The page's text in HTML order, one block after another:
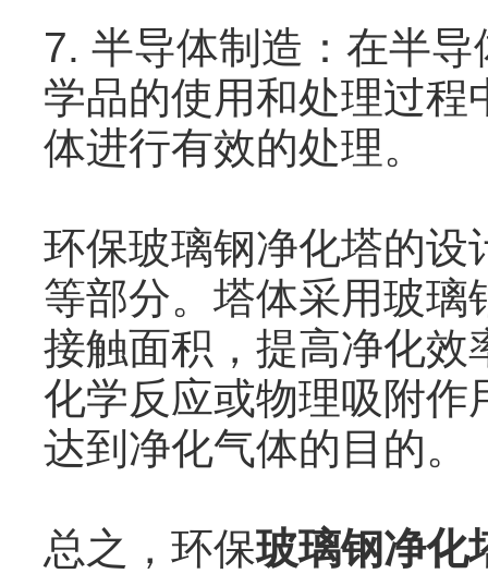
7. 半导体制造：在半
学品的使用和处理过
体进行有效的处理。
环保玻璃钢净化塔的设
等部分。塔体采用玻
接触面积，提高净化效
化学反应或物理吸附作
达到净化气体的目的。
总之，环保玻璃钢净化